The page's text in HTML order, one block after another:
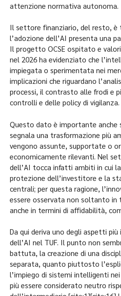
attenzione normativa autonoma.
Il settore finanziario, del resto, è
l’adozione dell’AI presenta una
Il progetto OCSE ospitato e
nel 2026 ha evidenziato che
impiegata o sperimentata nei
implicazioni che riguardano
processi, il contrasto alle frodi e
controlli e delle policy di vigilanza.
Questo dato è importante anche
segnala una trasformazione più
vengono assunte, supportate o
economicamente rilevanti. Nel
dell’AI tocca infatti ambiti in cui
protezione dell’investitore e la
centrali; per questa ragione,
essere osservata non soltanto in
anche in termini di affidabilità,
Da qui deriva uno degli aspetti
dell’AI nel TUF. Il punto non
battuta, la creazione di una
separata, quanto piuttosto
l’impiego di sistemi intelligenti
più essere considerato neutro